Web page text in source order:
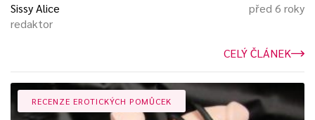
Sissy Alice
redaktor
před 6 roky
CELÝ ČLÁNEK
RECENZE EROTICKÝCH POMŮCEK